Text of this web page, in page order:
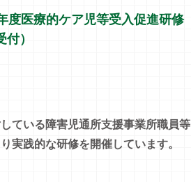
度医療的ケア児等受入促進研修
）
ている障害児通所支援事業所職員等
実践的な研修を開催しています。